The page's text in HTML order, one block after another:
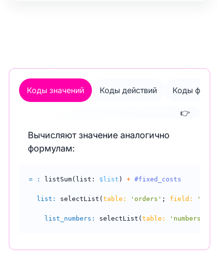
Коды значений Коды действий Коды
👉
Вычисляют значение аналогично
формулам:
= : listSum( list: $list ) + #fixed_costs
list: selectList( table: 'orders' ; field:
list_numbers: selectList( table: 'numbers'